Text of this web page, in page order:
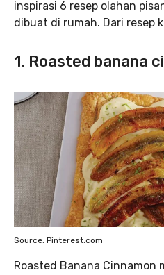
inspirasi 6 resep olahan
dibuat di rumah. Dari resep
1. Roasted banana
Source: Pinterest.com
Roasted Banana Cinnamon